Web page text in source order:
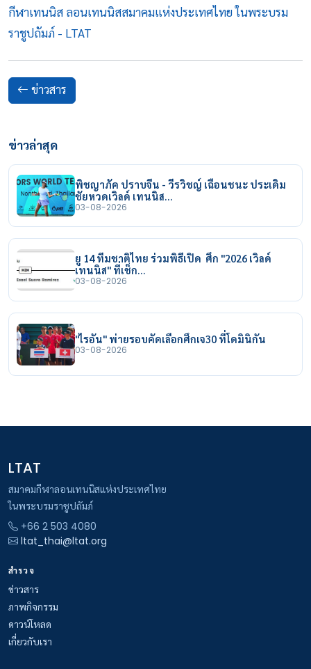
กีฬาเทนนิส ลอนเทนนิสสมาคมแห่งประเทศไทย ในพระบรม
ราชูปถัมภ์ - LTAT
ข่าวสาร
ข่าวล่าสุด
พิชญาภัค ปราบจีน - วีรวิชญ์ เฉือนชนะ ประเดิม
ชัยหวดเวิลด์ เทนนิส…
03-08-2026
ยู 14 ทีมชาติไทย ร่วมพิธีเปิด ศึก "2026 เวิลด์
เทนนิส" ที่เช็ก…
03-08-2026
"ไรอัน" พ่ายรอบคัดเลือกศึกเจ30 ที่โดมินิกัน
03-08-2026
LTAT
สมาคมกีฬาลอนเทนนิสแห่งประเทศไทย
ในพระบรมราชูปถัมภ์
+66 2 503 4080
ltat_thai@ltat.org
สำรวจ
ข่าวสาร
ภาพกิจกรรม
ดาวน์โหลด
เกี่ยวกับเรา